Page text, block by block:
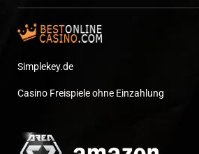
Simplekey.de
Casino Freispiele ohne Einzahlung